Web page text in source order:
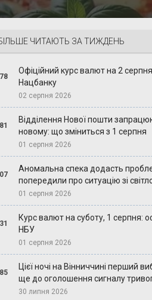
ЧИТАЮТЬ ЗА ТИЖДЕНЬ
Офіційний курс валют на 2
Нацбанку
02 серпня 2026
Відділення Нової пошти
новому: що зміниться з 1 серпня
01 серпня 2026
Аномальна спека додасть
попередили про ситуацію зі
01 серпня 2026
Курс валют на суботу, 1 серпня:
НБУ
01 серпня 2026
Цієї ночі на Вінниччині перший
ще до оголошення сигналу
30 липня 2026